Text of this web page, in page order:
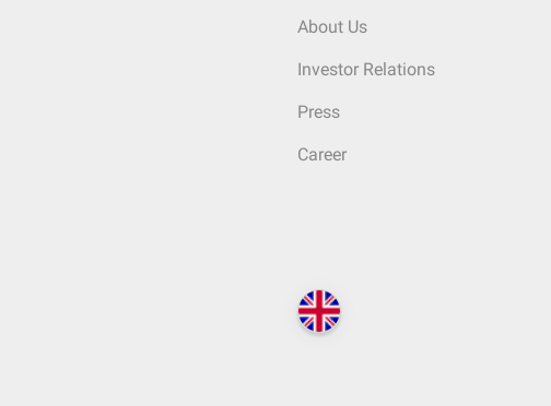
About Us
Investor Relations
Press
Career